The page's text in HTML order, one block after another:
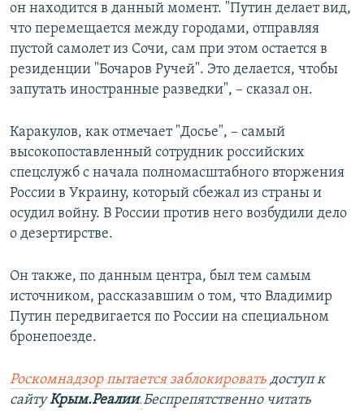
он находится в данный момент. "Путин делает вид,
что перемещается между городами, отправляя
пустой самолет из Сочи, сам при этом остается в
резиденции "Бочаров Ручей". Это делается, чтобы
запутать иностранные разведки", – сказал он.
Каракулов, как отмечает "Досье", – самый
высокопоставленный сотрудник российских
спецслужб с начала полномасштабного вторжения
России в Украину, который сбежал из страны и
осудил войну. В России против него возбудили дело
о дезертирстве.
Он также, по данным центра, был тем самым
источником, рассказавшим о том, что Владимир
Путин передвигается по России на специальном
бронепоезде.
Роскомнадзор пытается заблокировать доступ к
сайтуКрым.Реалии.Беспрепятственно читать